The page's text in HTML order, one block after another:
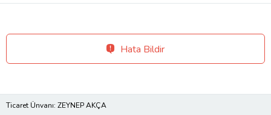
Hata Bildir
Ticaret Ünvanı: ZEYNEP AKÇA